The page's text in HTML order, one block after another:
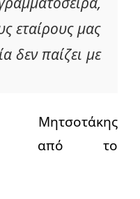
εταίρους μας
δεν παίζει με
από το